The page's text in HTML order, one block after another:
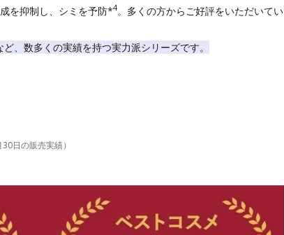
を抑制し、シミを予防*4。多くの方からご好評をいただいてい
ど、数多くの実績を持つ実力派シリーズです。
日の販売実績）